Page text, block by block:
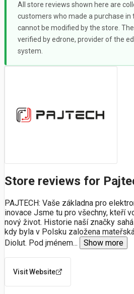
All store reviews shown here are
customers who made a purchase in
cannot be modified by the store.
verified by edrone, provider of the
system.
Store reviews for
PAJTECH: Vaše základna pro
inovace Jsme tu pro všechny, kteří
nový život. Historie naší značky
kdy byla v Polsku založena
Diolut. Pod jménem... Show more
Visit Website